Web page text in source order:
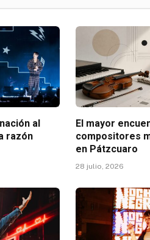
al
razón
El mayor
compositores
en Pátzcuaro
28 julio, 2026